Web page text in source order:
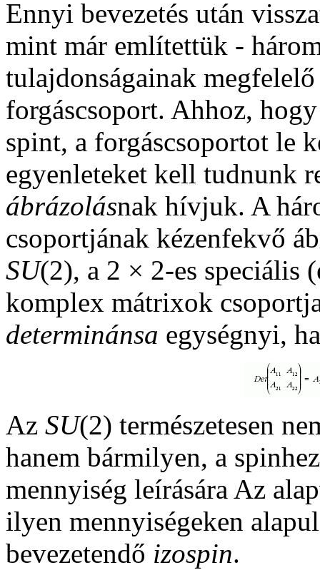
Ennyi bevezetés után
mint már említettük -
tulajdonságainak
forgáscsoport. Ahhoz,
spint, a forgáscsoportot le
egyenleteket kell tudnunk
ábrázolásnak hívjuk. A
csoportjának kézenfekvő
SU(2), a 2 × 2-es speciális
komplex mátrixok
determinánsa egységnyi, ha
Az SU(2) természetesen
hanem bármilyen, a
mennyiség leírására Az
ilyen mennyiségeken
bevezetendő izospin.